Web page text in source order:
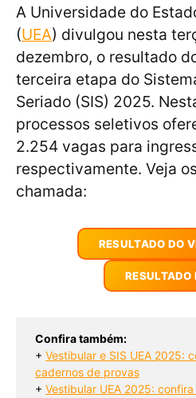
A Universidade do
(UEA) divulgou nesta
dezembro, o resultado
terceira etapa do
Seriado (SIS) 2025.
processos seletivos
2.254 vagas para
respectivamente. Veja
chamada:
RESULTADO DO
RESULTADO
Confira também:
+ Vestibular e SIS UEA 2025:
cadernos de provas
+ Vestibular UEA 2025: